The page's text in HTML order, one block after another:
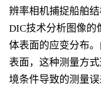
辨率相机捕捉船舶
DIC技术分析图像的
体表面的应变分布
表面，这种测量方
境条件导致的测量